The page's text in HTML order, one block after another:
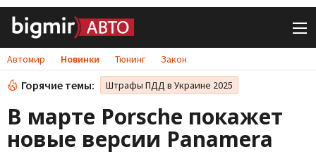
Автомир Новинки Тюнинг Закон
Горячие темы: Штрафы ПДД в Украине 2025
В марте Porsche покажет
новые версии Panamera